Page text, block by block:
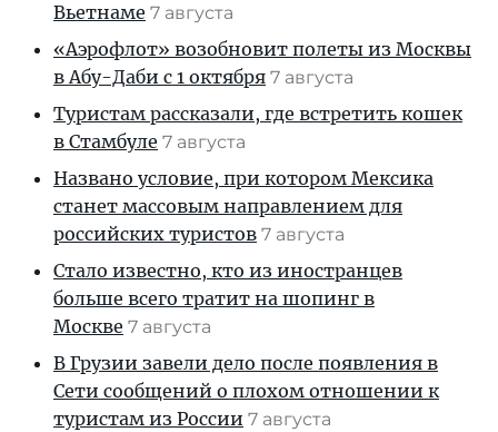
Вьетнаме 7 августа
«Аэрофлот» возобновит полеты из Москвы
в Абу-Даби с 1 октября 7 августа
Туристам рассказали, где встретить кошек
в Стамбуле 7 августа
Названо условие, при котором Мексика
станет массовым направлением для
российских туристов 7 августа
Стало известно, кто из иностранцев
больше всего тратит на шопинг в
Москве 7 августа
В Грузии завели дело после появления в
Сети сообщений о плохом отношении к
туристам из России 7 августа